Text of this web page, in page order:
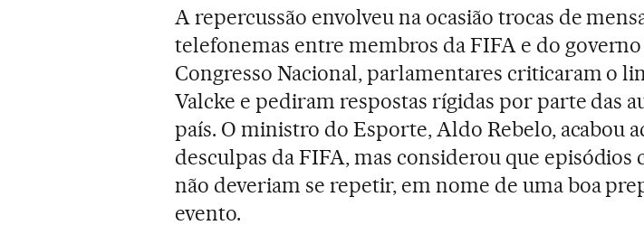
A repercussão envolveu na ocasião trocas de
telefonemas entre membros da FIFA e do
Congresso Nacional, parlamentares criticaram o
Valcke e pediram respostas rígidas por parte das
país. O ministro do Esporte, Aldo Rebelo, acabou
desculpas da FIFA, mas considerou que episódios
não deveriam se repetir, em nome de uma boa
evento.